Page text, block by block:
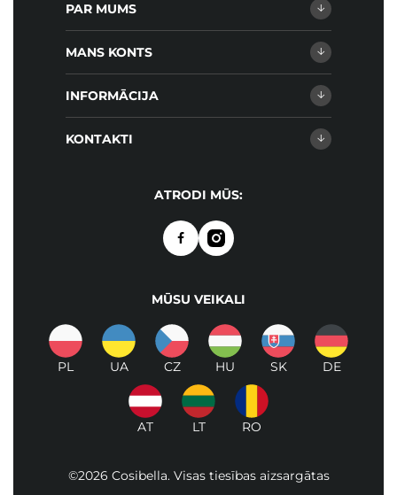
PAR MUMS
MANS KONTS
INFORMĀCIJA
KONTAKTI
ATRODI MŪS:
MŪSU VEIKALI
PL UA CZ HU SK DE
AT LT RO
©2026 Cosibella. Visas tiesības aizsargātas